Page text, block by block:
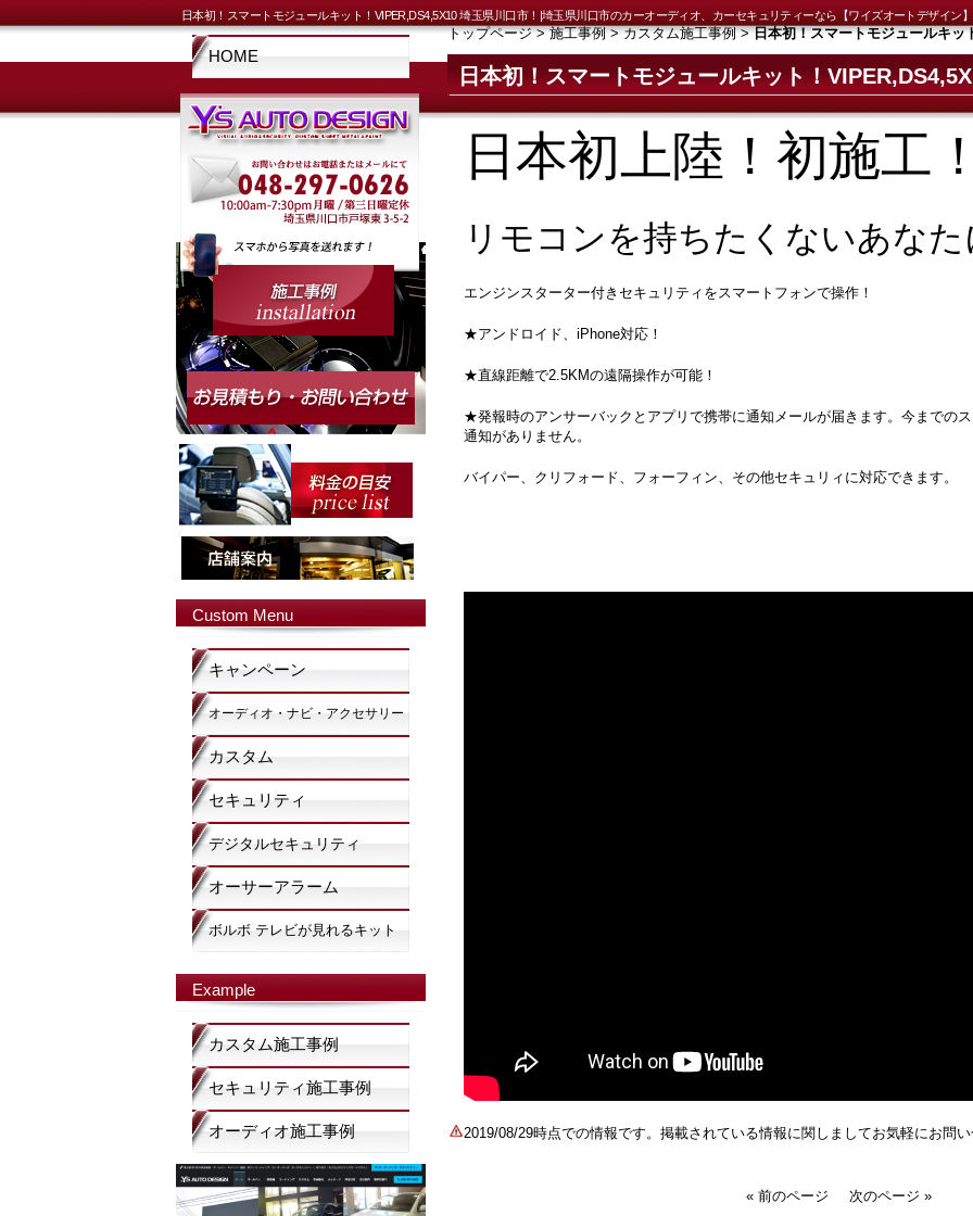
日本初！スマートモジュールキット！VIPER,DS4,5X10 埼玉県川口市！|埼玉県川口市のカーオーディオ、カーセキュリティーなら【ワイズオートデザイン】
トップページ>施工事例>カスタム施工事例>日本初！スマートモジュールキ
日本初！スマートモジュールキット！
日本初上陸！初施工！
リモコンを持ちたくないあなた
エンジンスターター付きセキュリティをスマートフォンで操作！
★アンドロイド、iPhone対応！
★直線距離で2.5KMの遠隔操作が可能！
★発報時のアンサーバックとアプリで携帯に通知メールが届きます。今までの
通知がありません。
バイパー、クリフォード、フォーフィン、その他セキュリィに対応できます。
2019/08/29時点での情報です。掲載されている情報に関しましてお気軽にお問い
« 前のページ 次のページ »
HOME
Custom Menu
キャンペーン
オーディオ・ナビ・アクセサリー
カスタム
セキュリティ
デジタルセキュリティ
オーサーアラーム
ボルボ テレビが見れるキット
Example
カスタム施工事例
セキュリティ施工事例
オーディオ施工事例